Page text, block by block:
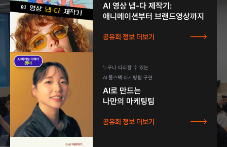
AI 영상 냅-다 제작기:
애니메이션부터 브랜드영상까지
공유회 정보 더보기
누구나 따라할 수 있는
AI 풀스택 마케팅팀 구현
AI로 만드는
나만의 마케팅팀
공유회 정보 더보기